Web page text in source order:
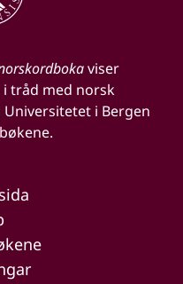
viser
tråd med norsk
i Bergen